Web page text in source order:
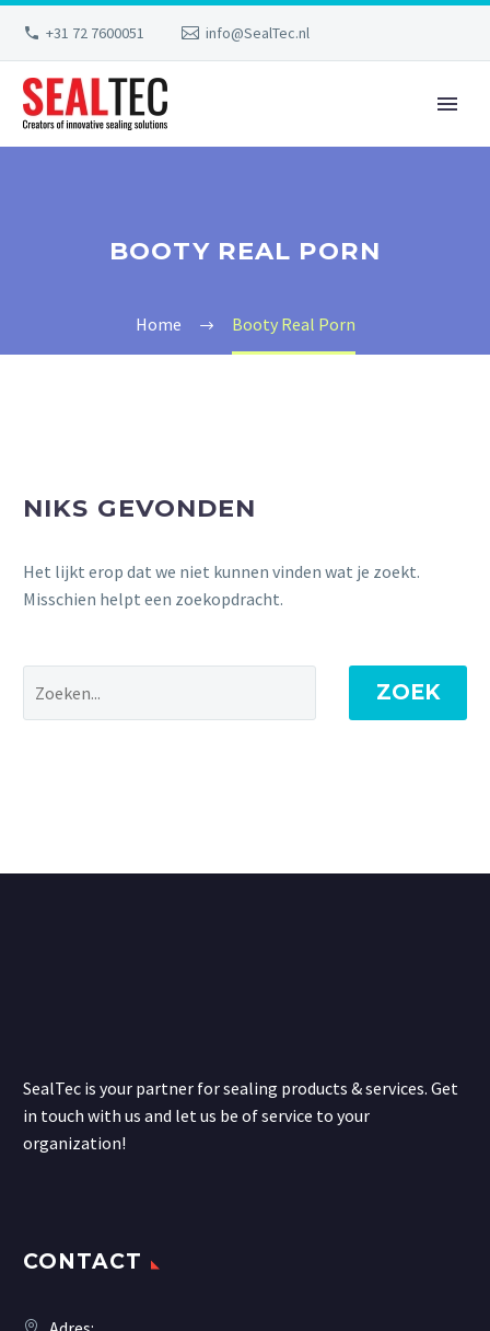
+31 72 7600051 info@SealTec.nl
BOOTY REAL PORN
Home Booty Real Porn
NIKS GEVONDEN
Het lijkt erop dat we niet kunnen vinden wat je zoekt.
Misschien helpt een zoekopdracht.
ZOEK
SealTec is your partner for sealing products & services. Get
in touch with us and let us be of service to your
organization!
CONTACT